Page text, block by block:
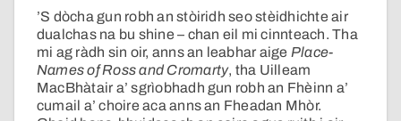
’S dòcha gun robh an stòiridh seo stèidhichte air
dualchas na bu shine – chan eil mi cinnteach. Tha
mi ag ràdh sin oir, anns an leabhar aige Place-
Names of Ross and Cromarty, tha Uilleam
MacBhàtair a’ sgrìobhadh gun robh an Fhèinn a’
cumail a’ choire aca anns an Fheadan Mhòr.